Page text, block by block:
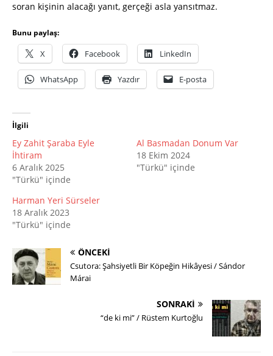
soran kişinin alacağı yanıt, gerçeği asla yansıtmaz.
Bunu paylaş:
X Facebook LinkedIn
WhatsApp Yazdır E-posta
İlgili
Ey Zahit Şaraba Eyle
İhtiram
6 Aralık 2025
"Türkü" içinde
Al Basmadan Donum Var
18 Ekim 2024
"Türkü" içinde
Harman Yeri Sürseler
18 Aralık 2023
"Türkü" içinde
ÖNCEKI
Csutora: Şahsiyetli Bir Köpeğin Hikâyesi / Sándor
Márai
SONRAKI
“de ki mi” / Rüstem Kurtoğlu